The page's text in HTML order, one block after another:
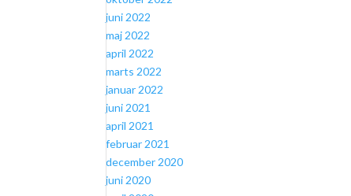
juni 2022
maj 2022
april 2022
marts 2022
januar 2022
juni 2021
april 2021
februar 2021
december 2020
juni 2020